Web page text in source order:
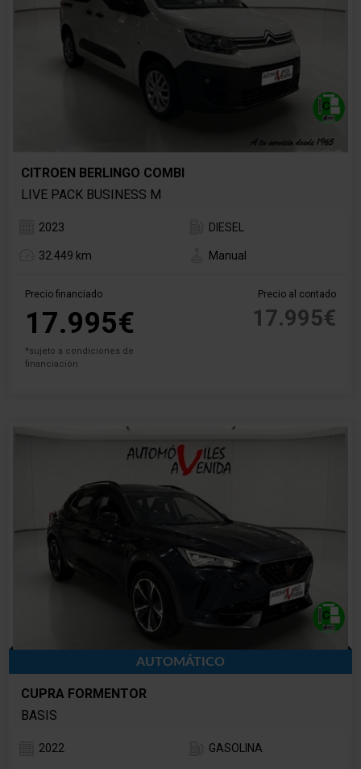
CITROEN BERLINGO COMBI
LIVE PACK BUSINESS M
2023 DIESEL
32.449 km Manual
Precio financiado
17.995€
*sujeto a condiciones de
financiación
Precio al contado
17.995€
AUTOMÁTICO
CUPRA FORMENTOR
BASIS
2022 GASOLINA